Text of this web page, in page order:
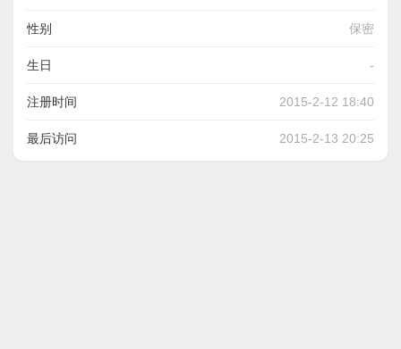
性别 保密
生日 -
注册时间 2015-2-12 18:40
最后访问 2015-2-13 20:25